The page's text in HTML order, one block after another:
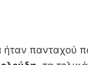
ήταν πανταχού